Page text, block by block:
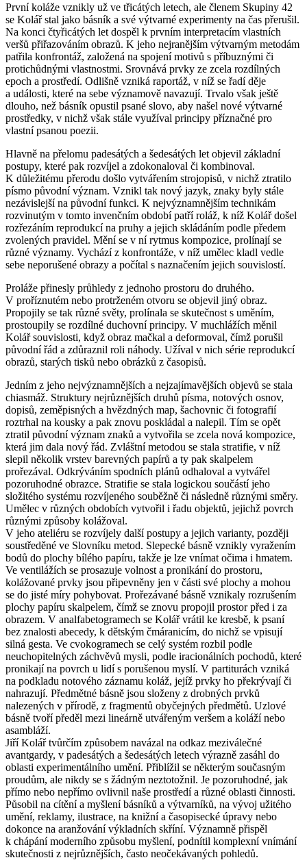
První koláže vznikly už ve třicátých letech, ale členem Skupiny 42
se Kolář stal jako básník a své výtvarné experimenty na čas přerušil.
Na konci čtyřicátých let dospěl k prvním interpretacím vlastních
veršů přiřazováním obrazů. K jeho nejranějším výtvarným metodám
patřila konfrontáž, založená na spojení motivů s příbuznými či
protichůdnými vlastnostmi. Srovnává prvky ze zcela rozdílných
epoch a prostředí. Odlišně vzniká raportáž, v níž se řadí děje
a události, které na sebe významově navazují. Trvalo však ještě
dlouho, než básník opustil psané slovo, aby našel nové výtvarné
prostředky, v nichž však stále využíval principy příznačné pro
vlastní psanou poezii.
Hlavně na přelomu padesátých a šedesátých let objevil základní
postupy, které pak rozvíjel a zdokonaloval či kombinoval.
K důležitému přerodu došlo vytvářením strojopisů, v nichž ztratilo
písmo původní význam. Vznikl tak nový jazyk, znaky byly stále
nezávislejší na původní funkci. K nejvýznamnějším technikám
rozvinutým v tomto invenčním období patří roláž, k níž Kolář došel
rozřezáním reprodukcí na pruhy a jejich skládáním podle předem
zvolených pravidel. Mění se v ní rytmus kompozice, prolínají se
různé významy. Vychází z konfrontáže, v níž umělec kladl vedle
sebe neporušené obrazy a počítal s naznačením jejich souvislostí.
Proláže přinesly průhledy z jednoho prostoru do druhého.
V proříznutém nebo protrženém otvoru se objevil jiný obraz.
Propojily se tak různé světy, prolínala se skutečnost s uměním,
prostoupily se rozdílné duchovní principy. V muchlážích měnil
Kolář souvislosti, když obraz mačkal a deformoval, čímž porušil
původní řád a zdůraznil roli náhody. Užíval v nich série reprodukcí
obrazů, starých tisků nebo obrázků z časopisů.
Jedním z jeho nejvýznamnějších a nejzajímavějších objevů se stala
chiasmáž. Struktury nejrůznějších druhů písma, notových osnov,
dopisů, zeměpisných a hvězdných map, šachovnic či fotografií
roztrhal na kousky a pak znovu poskládal a nalepil. Tím se opět
ztratil původní význam znaků a vytvořila se zcela nová kompozice,
která jim dala nový řád. Zvláštní metodou se stala stratifie, v níž
slepil několik vrstev barevných papírů a ty pak skalpelem
prořezával. Odkrýváním spodních plánů odhaloval a vytvářel
pozoruhodné obrazce. Stratifie se stala logickou součástí jeho
složitého systému rozvíjeného souběžně či následně různými směry.
Umělec v různých obdobích vytvořil i řadu objektů, jejichž povrch
různými způsoby kolážoval.
V jeho ateliéru se rozvíjely další postupy a jejich varianty, později
soustředěné ve Slovníku metod. Slepecké básně vznikly vyražením
bodů do plochy bílého papíru, takže je lze vnímat očima i hmatem.
Ve ventilážích se prosazuje volnost a pronikání do prostoru,
kolážované prvky jsou připevněny jen v části své plochy a mohou
se do jisté míry pohybovat. Prořezávané básně vznikaly rozrušením
plochy papíru skalpelem, čímž se znovu propojil prostor před i za
obrazem. V analfabetogramech se Kolář vrátil ke kresbě, k psaní
bez znalosti abecedy, k dětským čmáranicím, do nichž se vpisují
silná gesta. Ve cvokogramech se celý systém rozbil podle
neuchopitelných záchvěvů mysli, podle iracionálních pochodů, které
pronikají na povrch u lidí s porušenou myslí. V partiturách vzniká
na podkladu notového záznamu koláž, jejíž prvky ho překrývají či
nahrazují. Předmětné básně jsou složeny z drobných prvků
nalezených v přírodě, z fragmentů obyčejných předmětů. Uzlové
básně tvoří předěl mezi lineárně utvářeným veršem a koláží nebo
asambláží.
Jiří Kolář tvůrčím způsobem navázal na odkaz meziválečné
avantgardy, v padesátých a šedesátých letech výrazně zasáhl do
oblasti experimentálního umění. Přiblížil se některým současným
proudům, ale nikdy se s žádným neztotožnil. Je pozoruhodné, jak
přímo nebo nepřímo ovlivnil naše prostředí a různé oblasti činnosti.
Působil na cítění a myšlení básníků a výtvarníků, na vývoj užitého
umění, reklamy, ilustrace, na knižní a časopisecké úpravy nebo
dokonce na aranžování výkladních skříní. Významně přispěl
k chápání moderního způsobu myšlení, podnítil komplexní vnímání
skutečnosti z nejrůznějších, často neočekávaných pohledů.